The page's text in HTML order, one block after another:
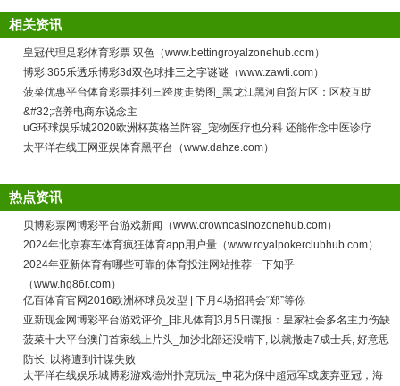
相关资讯
皇冠代理足彩体育彩票 双色（www.bettingroyalzonehub.com）
博彩 365乐透乐博彩3d双色球排三之字谜谜（www.zawti.com）
菠菜优惠平台体育彩票排列三跨度走势图_黑龙江黑河自贸片区：区校互助
&#32;培养电商东说念主
uG环球娱乐城2020欧洲杯英格兰阵容_宠物医疗也分科 还能作念中医诊疗
太平洋在线正网亚娱体育黑平台（www.dahze.com）
热点资讯
贝博彩票网博彩平台游戏新闻（www.crowncasinozonehub.com）
2024年北京赛车体育疯狂体育app用户量（www.royalpokerclubhub.com）
2024年亚新体育有哪些可靠的体育投注网站推荐一下知乎
（www.hg86r.com）
亿百体育官网2016欧洲杯球员发型 | 下月4场招聘会“郑”等你
亚新现金网博彩平台游戏评价_[非凡体育]3月5日谍报：皇家社会多名主力伤缺
菠菜十大平台澳门首家线上片头_加沙北部还没啃下, 以就撤走7成士兵, 好意思
防长: 以将遭到计谋失败
太平洋在线娱乐城博彩游戏德州扑克玩法_申花为保中超冠军或废弃亚冠，海